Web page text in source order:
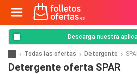
Descarga nuestra
Todas las ofertas Detergente
Detergente oferta SPAR